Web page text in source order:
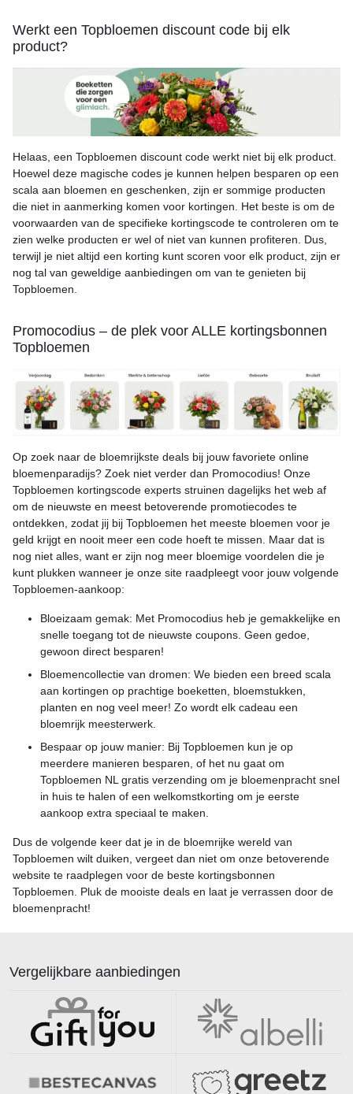
Werkt een Topbloemen discount code bij elk
product?
Helaas, een Topbloemen discount code werkt niet bij elk product.
Hoewel deze magische codes je kunnen helpen besparen op een
scala aan bloemen en geschenken, zijn er sommige producten
die niet in aanmerking komen voor kortingen. Het beste is om de
voorwaarden van de specifieke kortingscode te controleren om te
zien welke producten er wel of niet van kunnen profiteren. Dus,
terwijl je niet altijd een korting kunt scoren voor elk product, zijn er
nog tal van geweldige aanbiedingen om van te genieten bij
Topbloemen.
Promocodius – de plek voor ALLE kortingsbonnen
Topbloemen
Op zoek naar de bloemrijkste deals bij jouw favoriete online
bloemenparadijs? Zoek niet verder dan Promocodius! Onze
Topbloemen kortingscode experts struinen dagelijks het web af
om de nieuwste en meest betoverende promotiecodes te
ontdekken, zodat jij bij Topbloemen het meeste bloemen voor je
geld krijgt en nooit meer een code hoeft te missen. Maar dat is
nog niet alles, want er zijn nog meer bloemige voordelen die je
kunt plukken wanneer je onze site raadpleegt voor jouw volgende
Topbloemen-aankoop:
Bloeizaam gemak: Met Promocodius heb je gemakkelijke en
snelle toegang tot de nieuwste coupons. Geen gedoe,
gewoon direct besparen!
Bloemencollectie van dromen: We bieden een breed scala
aan kortingen op prachtige boeketten, bloemstukken,
planten en nog veel meer! Zo wordt elk cadeau een
bloemrijk meesterwerk.
Bespaar op jouw manier: Bij Topbloemen kun je op
meerdere manieren besparen, of het nu gaat om
Topbloemen NL gratis verzending om je bloemenpracht snel
in huis te halen of een welkomstkorting om je eerste
aankoop extra speciaal te maken.
Dus de volgende keer dat je in de bloemrijke wereld van
Topbloemen wilt duiken, vergeet dan niet om onze betoverende
website te raadplegen voor de beste kortingsbonnen
Topbloemen. Pluk de mooiste deals en laat je verrassen door de
bloemenpracht!
Vergelijkbare aanbiedingen